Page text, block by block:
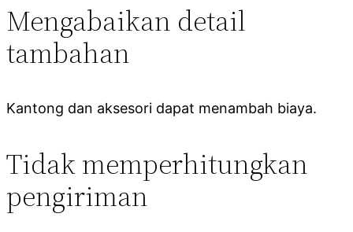
Mengabaikan detail
tambahan
Kantong dan aksesori dapat menambah biaya.
Tidak memperhitungkan
pengiriman